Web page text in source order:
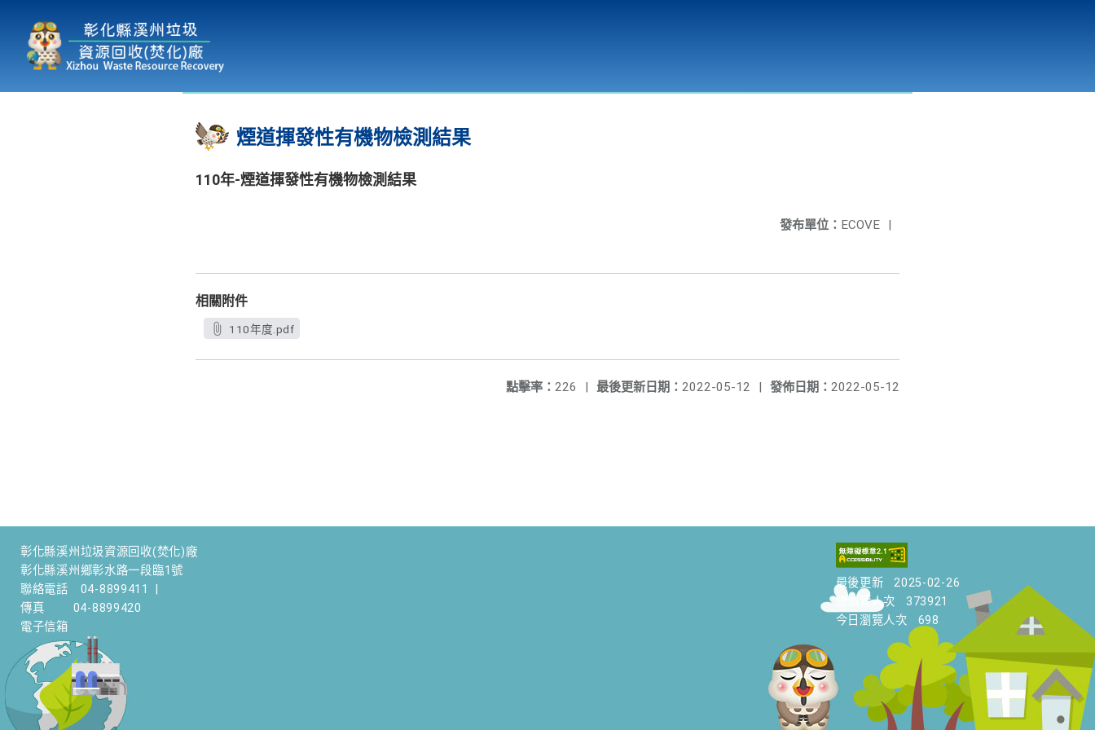
本廠簡介
:::
煙道揮發性有機物檢測結果
110年-煙道揮發性有機物檢測結果
發布單位： ECOVE |
相關附件
110年度.pdf
發佈日期： 2022-05-12
最後更新日期： 2022-05-12 |
點擊率： 226 |
彰化縣溪州垃圾資源回收(焚化)廠
彰化縣溪州鄉彰水路一段臨1號
聯絡電話
04-8899411
傳真
04-8899420
電子信箱
最後更新
2025-02-26
總瀏覽人次
373921
今日瀏覽人次
698